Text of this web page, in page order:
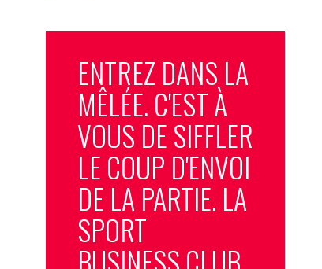
ENTREZ DANS LA
MÊLÉE. C'EST À
VOUS DE SIFFLER
LE COUP D'ENVOI
DE LA PARTIE. LA
SPORT